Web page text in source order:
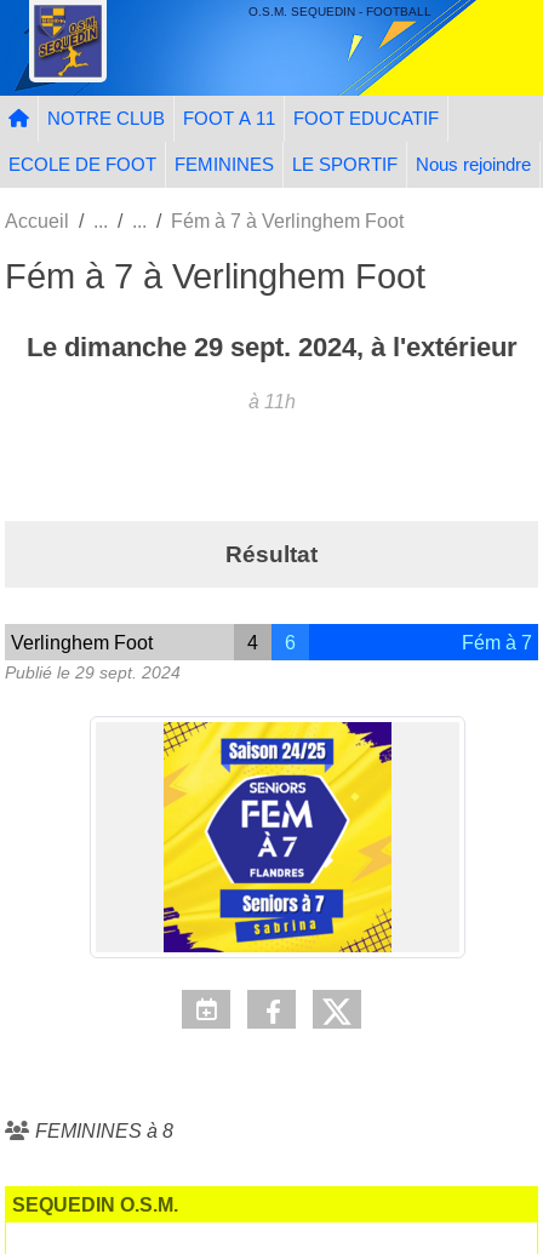
O.S.M. SEQUEDIN - FOOTBALL
NOTRE CLUB FOOT A 11 FOOT EDUCATIF
ECOLE DE FOOT FEMININES LE SPORTIF Nous rejoindre
Accueil Fém à 7 à Verlinghem Foot
Fém à 7 à Verlinghem Foot
Le dimanche 29 sept. 2024, à l'extérieur
à 11h
Résultat
Verlinghem Foot 4 6 Fém à 7
Publié le 29 sept. 2024
FEMININES à 8
SEQUEDIN O.S.M.
Panneau de gestion des cookies